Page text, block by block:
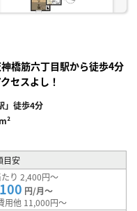
橋筋六丁目駅から徒歩4分
セスよし！
」徒歩4分
目安
り 2,400円～
円/月～
用他 11,000円～